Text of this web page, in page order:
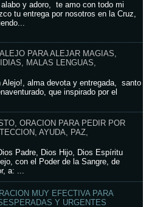
y adoro, te amo con todo mi
tu entrega por nosotros en la Cruz,
PARA ALEJAR MAGIAS,
MALAS LENGUAS,
Alejo!, alma devota y entregada, santo
que inspirado por el
ORACION PARA PEDIR POR
AYUDA, PAZ,
Padre, Dios Hijo, Dios Espíritu
con el Poder de la Sangre, de
a: ...
MUY EFECTIVA PARA
Y URGENTES